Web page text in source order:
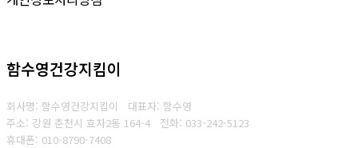
함수영건강지킴이
회사명: 함수영건강지킴이 대표자: 함수영
주소: 강원 춘천시 효자2동 164-4 전화: 033-242-5123
휴대폰: 010-8790-7408